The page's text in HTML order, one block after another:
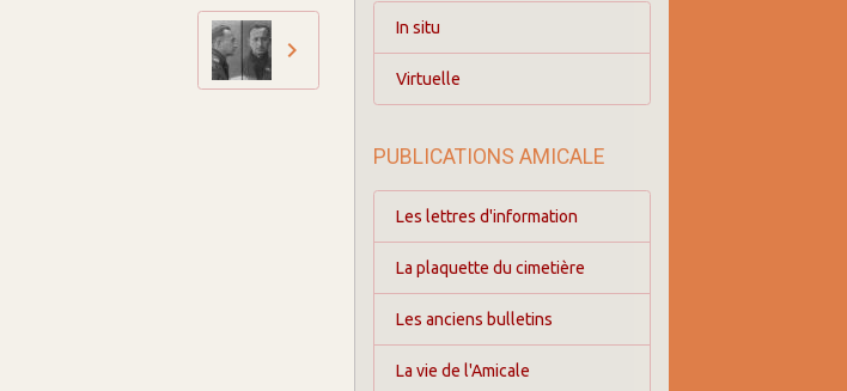
In situ
Virtuelle
PUBLICATIONS AMICALE
Les lettres d'information
La plaquette du cimetière
Les anciens bulletins
La vie de l'Amicale